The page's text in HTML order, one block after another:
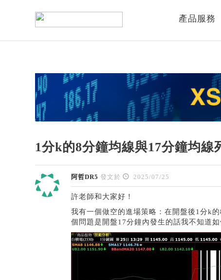
產品服務
1分k的8分鐘均線與17分鐘均線
阿哲DR5 發文於 2025/07/25
許老師和大家好！
我有一個做空的進場策略：在開盤後1分k
個問題是開盤17分鐘內發生的話我不知道